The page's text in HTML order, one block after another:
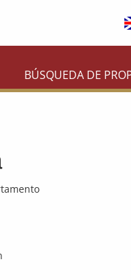
BÚSQUEDA DE